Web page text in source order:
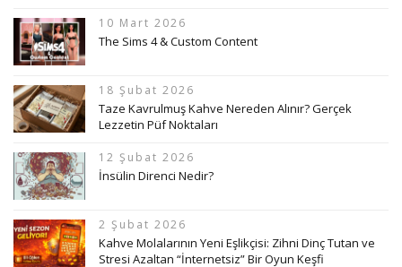
10 Mart 2026
The Sims 4 & Custom Content
18 Şubat 2026
Taze Kavrulmuş Kahve Nereden Alınır? Gerçek
Lezzetin Püf Noktaları
12 Şubat 2026
İnsülin Direnci Nedir?
2 Şubat 2026
Kahve Molalarının Yeni Eşlikçisi: Zihni Dinç Tutan ve
Stresi Azaltan “İnternetsiz” Bir Oyun Keşfi